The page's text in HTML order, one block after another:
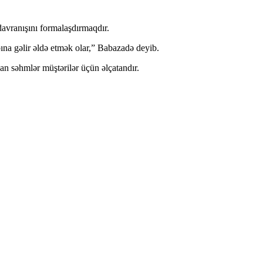
formalaşdırmaqdır.
gəlir əldə etmək olar,” Babazadə deyib.
səhmlər müştərilər üçün əlçatandır.